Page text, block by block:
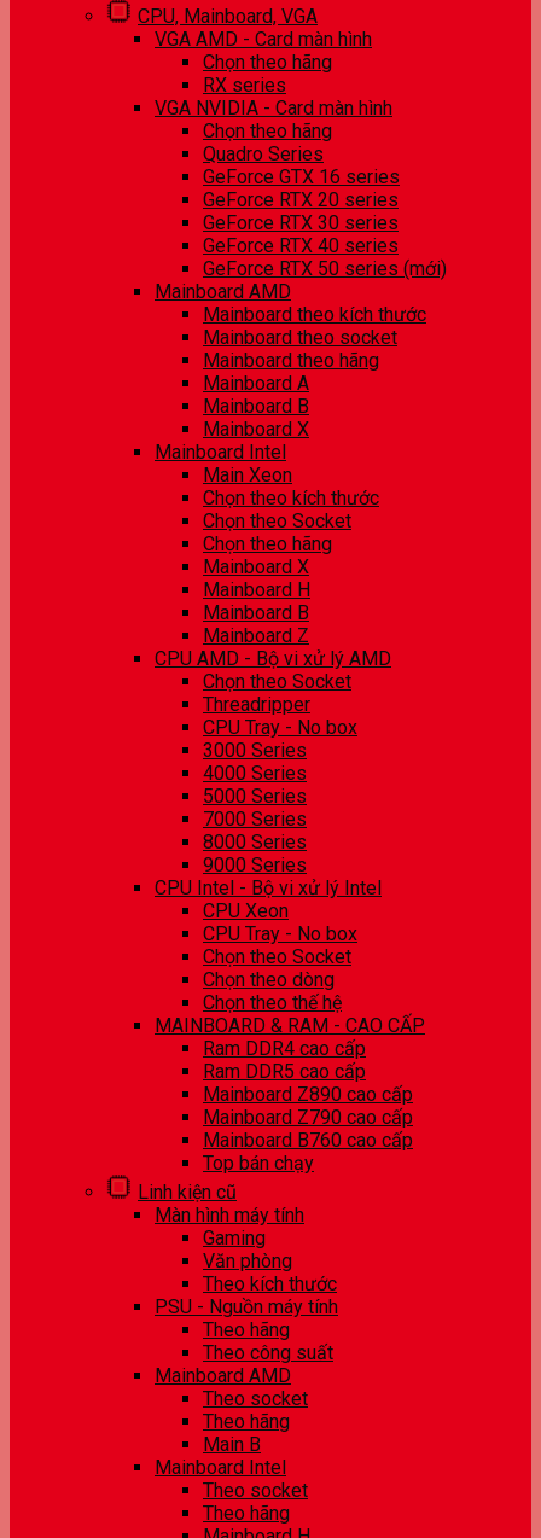
CPU, Mainboard, VGA
VGA AMD - Card màn hình
Chọn theo hãng
RX series
VGA NVIDIA - Card màn hình
Chọn theo hãng
Quadro Series
GeForce GTX 16 series
GeForce RTX 20 series
GeForce RTX 30 series
GeForce RTX 40 series
GeForce RTX 50 series (mới)
Mainboard AMD
Mainboard theo kích thước
Mainboard theo socket
Mainboard theo hãng
Mainboard A
Mainboard B
Mainboard X
Mainboard Intel
Main Xeon
Chọn theo kích thước
Chọn theo Socket
Chọn theo hãng
Mainboard X
Mainboard H
Mainboard B
Mainboard Z
CPU AMD - Bộ vi xử lý AMD
Chọn theo Socket
Threadripper
CPU Tray - No box
3000 Series
4000 Series
5000 Series
7000 Series
8000 Series
9000 Series
CPU Intel - Bộ vi xử lý Intel
CPU Xeon
CPU Tray - No box
Chọn theo Socket
Chọn theo dòng
Chọn theo thế hệ
MAINBOARD & RAM - CAO CẤP
Ram DDR4 cao cấp
Ram DDR5 cao cấp
Mainboard Z890 cao cấp
Mainboard Z790 cao cấp
Mainboard B760 cao cấp
Top bán chạy
Linh kiện cũ
Màn hình máy tính
Gaming
Văn phòng
Theo kích thước
PSU - Nguồn máy tính
Theo hãng
Theo công suất
Mainboard AMD
Theo socket
Theo hãng
Main B
Mainboard Intel
Theo socket
Theo hãng